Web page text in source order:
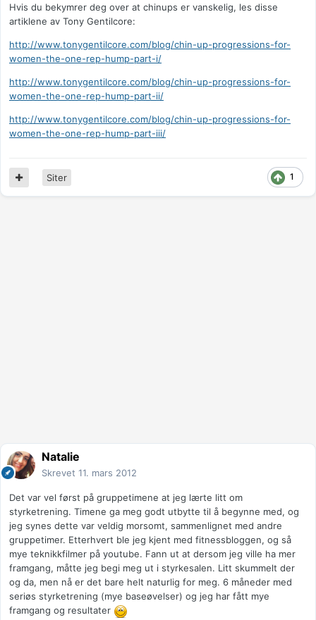
Hvis du bekymrer deg over at chinups er vanskelig, les disse
artiklene av Tony Gentilcore:
http://www.tonygentilcore.com/blog/chin-up-progressions-for-
women-the-one-rep-hump-part-i/
http://www.tonygentilcore.com/blog/chin-up-progressions-for-
women-the-one-rep-hump-part-ii/
http://www.tonygentilcore.com/blog/chin-up-progressions-for-
women-the-one-rep-hump-part-iii/
1
Siter
Natalie
Skrevet 11. mars 2012
Det var vel først på gruppetimene at jeg lærte litt om
styrketrening. Timene ga meg godt utbytte til å begynne med, og
jeg synes dette var veldig morsomt, sammenlignet med andre
gruppetimer. Etterhvert ble jeg kjent med fitnessbloggen, og så
mye teknikkfilmer på youtube. Fann ut at dersom jeg ville ha mer
framgang, måtte jeg begi meg ut i styrkesalen. Litt skummelt der
og da, men nå er det bare helt naturlig for meg. 6 måneder med
seriøs styrketrening (mye baseøvelser) og jeg har fått mye
framgang og resultater